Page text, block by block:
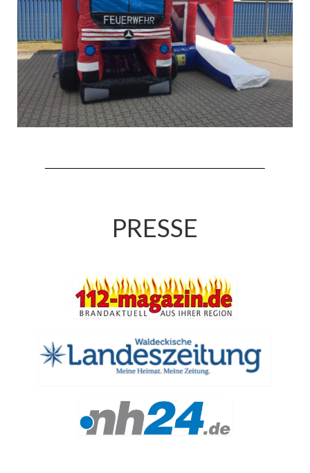
Christkindwiegen 2019
Christkindwiegen 2018
Christkindwiegen 2017
Christkindwiegen 2016
Jahreskonzert 2017
Oktoberfestkonzert 2022
Tagesfahrt 2017
Fahrzeuge & Technik
Stützpunkt
Einsatzfahrzeuge
Einsatzleitwagen ELW 1
Hilfeleistungslöschgruppenfahrzeug HLF
PRESSE